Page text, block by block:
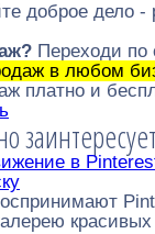
доброе дело -
Переходи по
в любом
платно и
заинтересует
в